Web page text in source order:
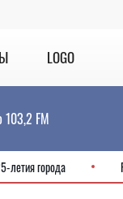
LOGO
103,2 FM
честь 825-летия города